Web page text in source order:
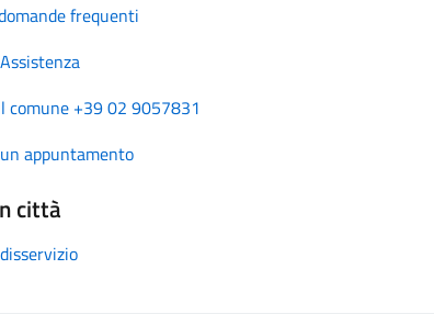
frequenti
comune +39 02 9057831
appuntamento
città